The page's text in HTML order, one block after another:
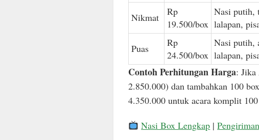
Nikmat
Rp
19.500/box
Nasi putih,
lalapan,
Puas
Rp
24.500/box
Nasi putih,
lalapan,
Contoh Perhitungan Harga: Jika
2.850.000) dan tambahkan 100
4.350.000 untuk acara komplit
Nasi Box Lengkap |